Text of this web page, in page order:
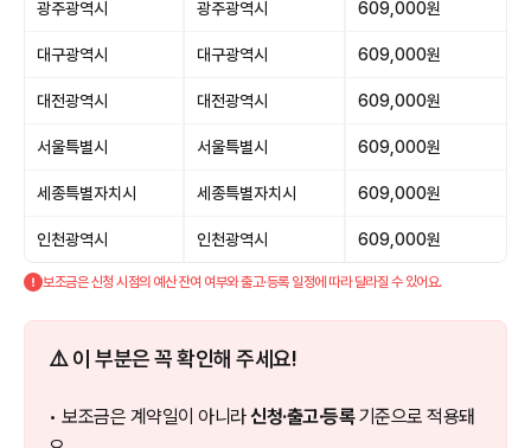
광주광역시 광주광역시 609,000원
대구광역시 대구광역시 609,000원
대전광역시 대전광역시 609,000원
서울특별시 서울특별시 609,000원
세종특별자치시 세종특별자치시 609,000원
인천광역시 인천광역시 609,000원
보조금은 신청 시점의 예산 잔여 여부와 출고·등록 일정에 따라 달라질 수 있어요.
⚠️ 이 부분은 꼭 확인해 주세요!
• 보조금은 계약일이 아니라신청·출고·등록기준으로 적용돼